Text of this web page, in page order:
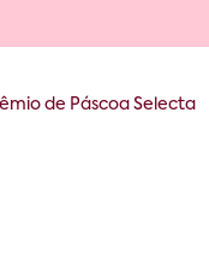
de Páscoa Selecta